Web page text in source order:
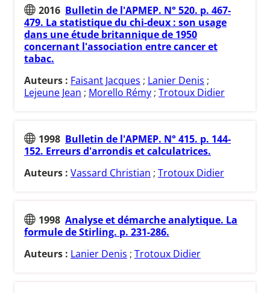
2016 Bulletin de l'APMEP. N° 520. p. 467-
479. La statistique du chi-deux : son usage
dans une étude britannique de 1950
concernant l'association entre cancer et
tabac.
Auteurs : Faisant Jacques ; Lanier Denis ;
Lejeune Jean ; Morello Rémy ; Trotoux Didier
1998 Bulletin de l'APMEP. N° 415. p. 144-
152. Erreurs d'arrondis et calculatrices.
Auteurs : Vassard Christian ; Trotoux Didier
1998 Analyse et démarche analytique. La
formule de Stirling. p. 231-286.
Auteurs : Lanier Denis ; Trotoux Didier